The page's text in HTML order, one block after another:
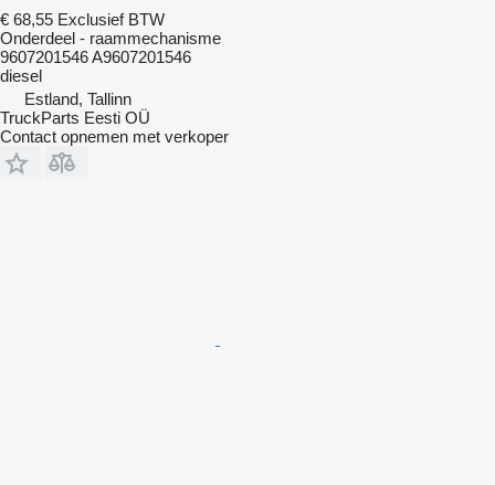
€ 68,55 Exclusief BTW
Onderdeel - raammechanisme
9607201546 A9607201546
diesel
Estland, Tallinn
TruckParts Eesti OÜ
Contact opnemen met verkoper